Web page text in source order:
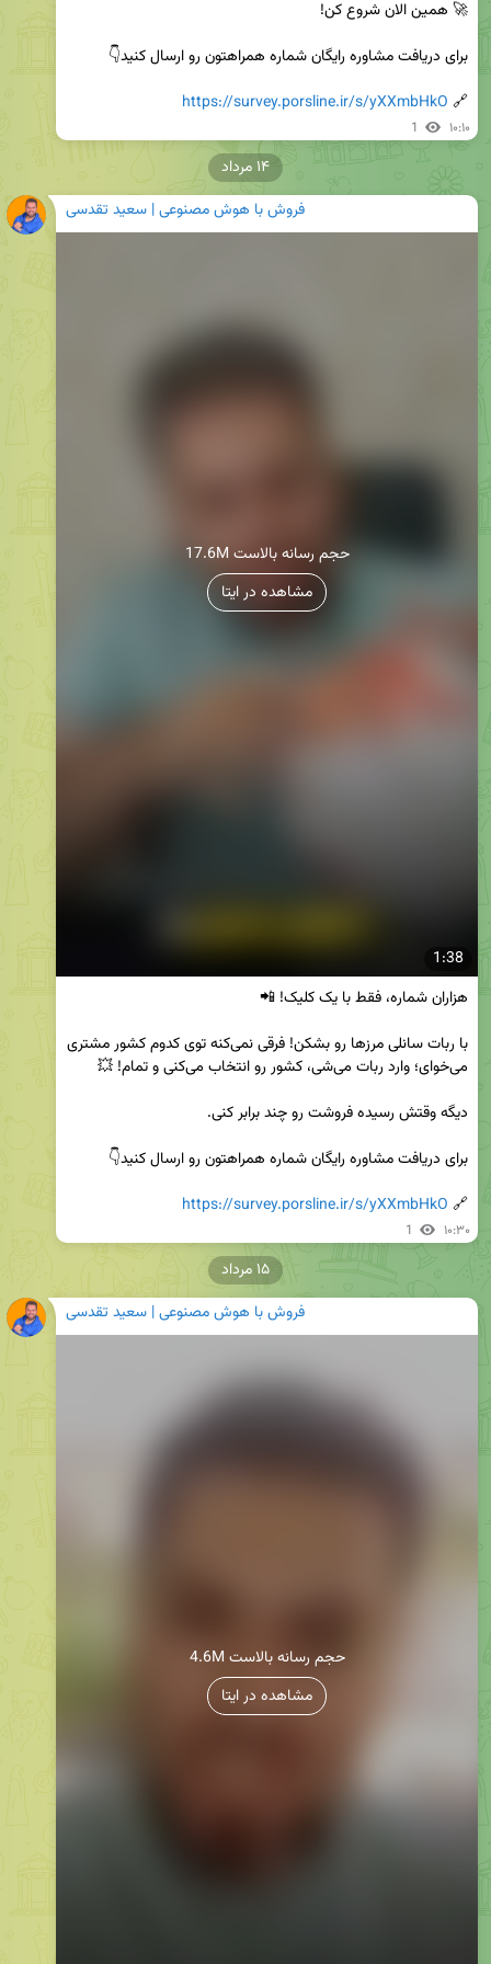
🔗
https://survey.porsline.ir/s/yXXmbHkO
1 ۱۰:۱۰
فروش با هوش مصنوعی | سعید تقدسی
1:38
17.6M حجم رسانه بالاست
مشاهده در ایتا
🔗
https://survey.porsline.ir/s/yXXmbHkO
1 ۱۰:۳۰
۱۴ مرداد
فروش با هوش مصنوعی | سعید تقدسی
4.6M حجم رسانه بالاست
مشاهده در ایتا
۱۵ مرداد